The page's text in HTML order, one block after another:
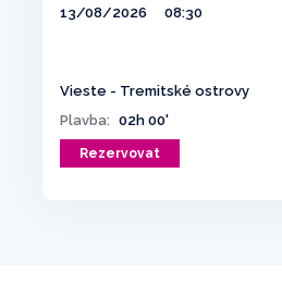
13/08/2026 08:30
Vieste - Tremitské ostrovy
Plavba: 02h 00'
Rezervovat